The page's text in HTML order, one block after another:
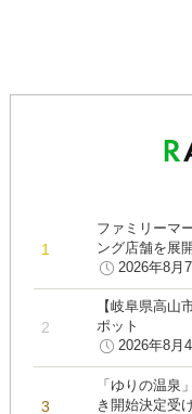
ファミリーマ
ング店舗を展
2026年8月
【岐阜県高山
ポット
2026年8月
「ゆりの温泉
き開始決定受